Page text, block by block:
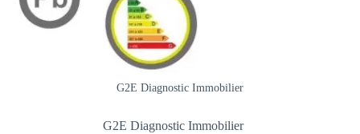
G2E Diagnostic Immobilier
G2E Diagnostic Immobilier